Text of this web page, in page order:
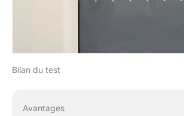
Bilan du test
Avantages